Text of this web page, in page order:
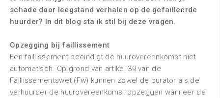
schade door leegstand verhalen op de gefailleerde
huurder? In dit blog sta ik stil bij deze vragen.
Opzegging bij faillissement
Een faillissement beëindigt de huurovereenkomst niet
automatisch. Op grond van artikel 39 van de
Faillissementswet (Fw) kunnen zowel de curator als de
verhuurder de huurovereenkomst opzeggen wanneer de